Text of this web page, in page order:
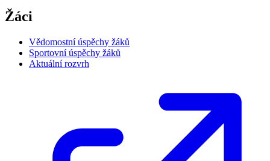
Žáci
Vědomostní úspěchy žáků
Sportovní úspěchy žáků
Aktuální rozvrh